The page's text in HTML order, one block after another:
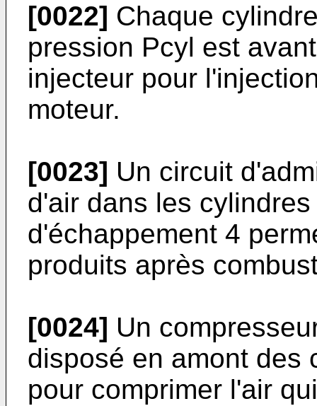
[0022] Chaque
pression Pcyl est
injecteur pour
moteur.
[0023] Un circuit
d'air dans les
d'échappement 4
produits après
[0024] Un
disposé en amont des
pour comprimer l'air